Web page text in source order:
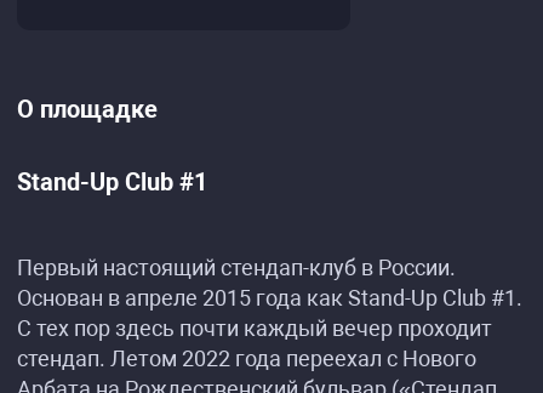
О площадке
Stand-Up Club #1
Первый настоящий стендап-клуб в России.
Основан в апреле 2015 года как Stand-Up Club #1.
С тех пор здесь почти каждый вечер проходит
стендап. Летом 2022 года переехал с Нового